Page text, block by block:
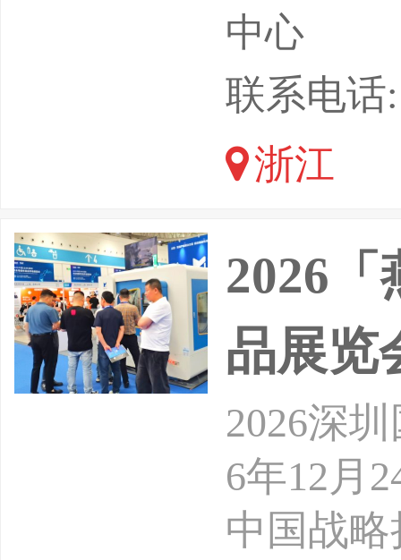
渠道融
品类，
频号生
牌方、
品展示
中心
联系电话:
浙江
2026
品展览
2026深
6年12月
中国战